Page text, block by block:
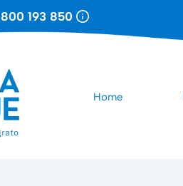
800 193 850
Home